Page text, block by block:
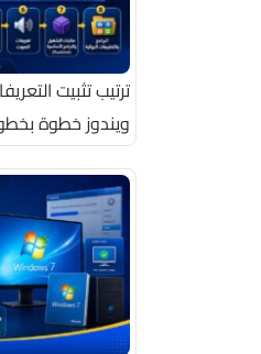
ترتيب تثبيت
ويندوز خطوة